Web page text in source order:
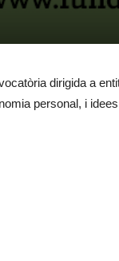
dirigida a
personal, i